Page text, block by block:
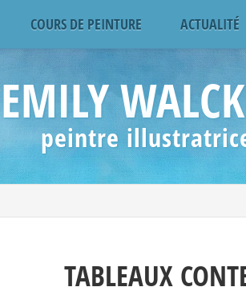
COURS DE PEINTURE ACTUALITÉ
EMILY
peintre
TABLEAUX